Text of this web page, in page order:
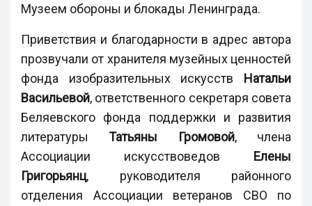
Музеем обороны и блокады Ленинграда.
Приветствия и благодарности в адрес автора
прозвучали от хранителя музейных ценностей
фонда изобразительных искусств Натальи
Васильевой, ответственного секретаря совета
Беляевского фонда поддержки и развития
литературыТатьяны Громовой, члена
Ассоциации искусствоведов Елены
Григорьянц, руководителя районного
отделения Ассоциации ветеранов СВО по